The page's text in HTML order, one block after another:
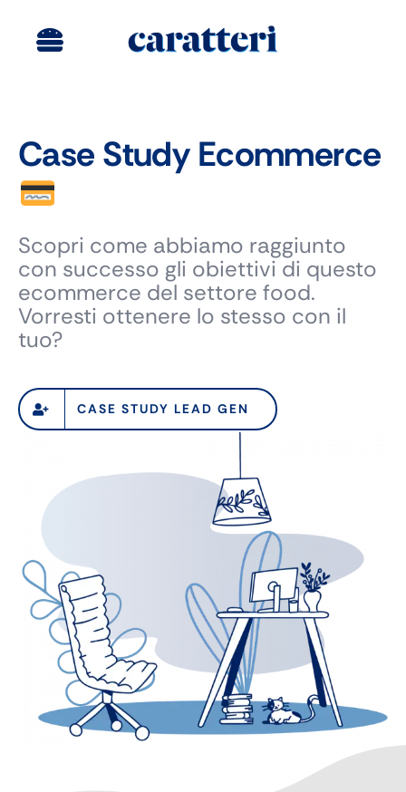
Toggle
Digital Marketing
Agency
Portfolio
Case Study Ecommerce
Scopri come abbiamo raggiunto
con successo gli obiettivi di questo
ecommerce del settore food.
Vorresti ottenere lo stesso con il
tuo?
CASE STUDY LEAD GEN